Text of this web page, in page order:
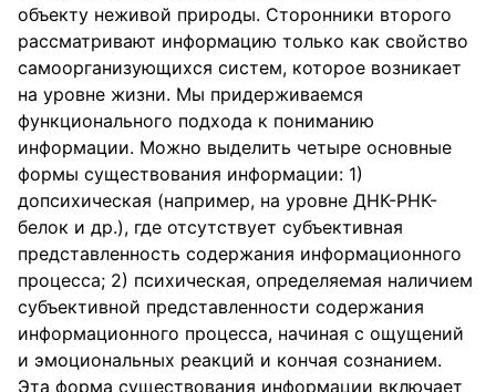
объекту неживой природы. Сторонники второго
рассматривают информацию только как свойство
самоорганизующихся систем, которое возникает
на уровне жизни. Мы придерживаемся
функционального подхода к пониманию
информации. Можно выделить четыре основные
формы существования информации: 1)
допсихическая (например, на уровне ДНК-РНК-
белок и др.), где отсутствует субъективная
представленность содержания информационного
процесса; 2) психическая, определяемая наличием
субъективной представленности содержания
информационного процесса, начиная с ощущений
и эмоциональных реакций и кончая сознанием.
Эта форма существования информации включает